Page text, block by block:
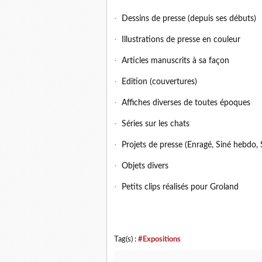
· Dessins de presse (depuis ses débuts)
· Illustrations de presse en couleur
· Articles manuscrits à sa façon
· Edition (couvertures)
· Affiches diverses de toutes époques
· Séries sur les chats
· Projets de presse (Enragé, Siné hebdo,
· Objets divers
· Petits clips réalisés pour Groland
Tag(s) : #Expositions